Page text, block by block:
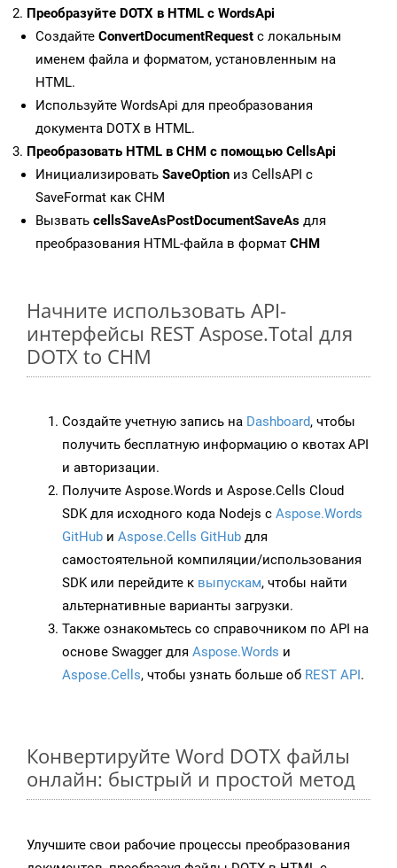
Преобразуйте DOTX в HTML с WordsApi
Создайте ConvertDocumentRequest с локальным
именем файла и форматом, установленным на
HTML.
Используйте WordsApi для преобразования
документа DOTX в HTML.
Преобразовать HTML в CHM с помощью CellsApi
Инициализировать SaveOption из CellsAPI с
SaveFormat как CHM
Вызвать cellsSaveAsPostDocumentSaveAs для
преобразования HTML-файла в формат CHM
Начните использовать API-
интерфейсы REST Aspose.Total для
DOTX to CHM
Создайте учетную запись на Dashboard, чтобы
получить бесплатную информацию о квотах API
и авторизации.
Получите Aspose.Words и Aspose.Cells Cloud
SDK для исходного кода Nodejs с Aspose.Words
GitHub и Aspose.Cells GitHub для
самостоятельной компиляции/использования
SDK или перейдите к выпускам, чтобы найти
альтернативные варианты загрузки.
Также ознакомьтесь со справочником по API на
основе Swagger для Aspose.Words и
Aspose.Cells, чтобы узнать больше об REST API.
Конвертируйте Word DOTX файлы
онлайн: быстрый и простой метод
Улучшите свои рабочие процессы преобразования